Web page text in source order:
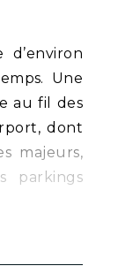
d’environ
Une
au fil des
dont
majeurs,
parkings